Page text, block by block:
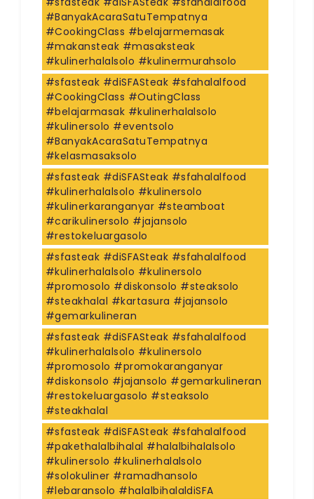
#BanyakAcaraSatuTempatnya
#CookingClass #belajarmemasak
#makansteak #masaksteak
#kulinerhalalsolo #kulinermurahsolo
#sfasteak #diSFASteak #sfahalalfood
#CookingClass #OutingClass
#belajarmasak #kulinerhalalsolo
#kulinersolo #eventsolo
#BanyakAcaraSatuTempatnya
#kelasmasaksolo
#sfasteak #diSFASteak #sfahalalfood
#kulinerhalalsolo #kulinersolo
#kulinerkaranganyar #steamboat
#carikulinersolo #jajansolo
#restokeluargasolo
#sfasteak #diSFASteak #sfahalalfood
#kulinerhalalsolo #kulinersolo
#promosolo #diskonsolo #steaksolo
#steakhalal #kartasura #jajansolo
#gemarkulineran
#sfasteak #diSFASteak #sfahalalfood
#kulinerhalalsolo #kulinersolo
#promosolo #promokaranganyar
#diskonsolo #jajansolo #gemarkulineran
#restokeluargasolo #steaksolo
#steakhalal
#sfasteak #diSFASteak #sfahalalfood
#pakethalalbihalal #halalbihalalsolo
#kulinersolo #kulinerhalalsolo
#solokuliner #ramadhansolo
#lebaransolo #halalbihalaldiSFA